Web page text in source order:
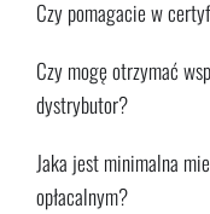
Czy pomagacie w
Czy mogę otrzymać
dystrybutor?
Jaka jest minimalna
opłacalnym?